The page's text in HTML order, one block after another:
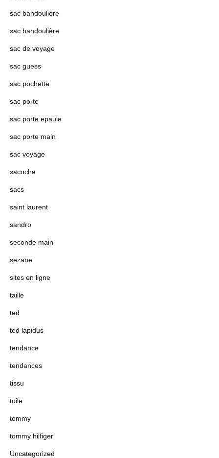
sac bandouliere
sac bandoulière
sac de voyage
sac guess
sac pochette
sac porte
sac porte epaule
sac porte main
sac voyage
sacoche
sacs
saint laurent
sandro
seconde main
sezane
sites en ligne
taille
ted
ted lapidus
tendance
tendances
tissu
toile
tommy
tommy hilfiger
Uncategorized